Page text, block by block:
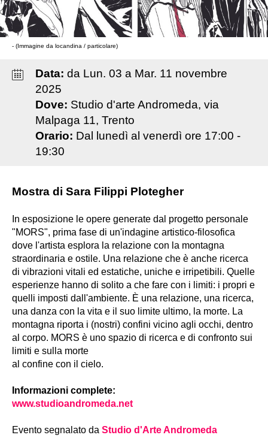
- (Immagine da locandina / particolare)
Data: da Lun. 03 a Mar. 11 novembre
2025
Dove: Studio d'arte Andromeda, via
Malpaga 11, Trento
Orario: Dal lunedì al venerdì ore 17:00 -
19:30
Mostra di Sara Filippi Plotegher
In esposizione le opere generate dal progetto personale
"MORS", prima fase di un'indagine artistico-filosofica
dove l'artista esplora la relazione con la montagna
straordinaria e ostile. Una relazione che è anche ricerca
di vibrazioni vitali ed estatiche, uniche e irripetibili. Quelle
esperienze hanno di solito a che fare con i limiti: i propri e
quelli imposti dall'ambiente. È una relazione, una ricerca,
una danza con la vita e il suo limite ultimo, la morte. La
montagna riporta i (nostri) confini vicino agli occhi, dentro
al corpo. MORS è uno spazio di ricerca e di confronto sui
limiti e sulla morte
al confine con il cielo.​
Informazioni complete:
www.studioandromeda.net
Evento segnalato da Studio d'Arte Andromeda